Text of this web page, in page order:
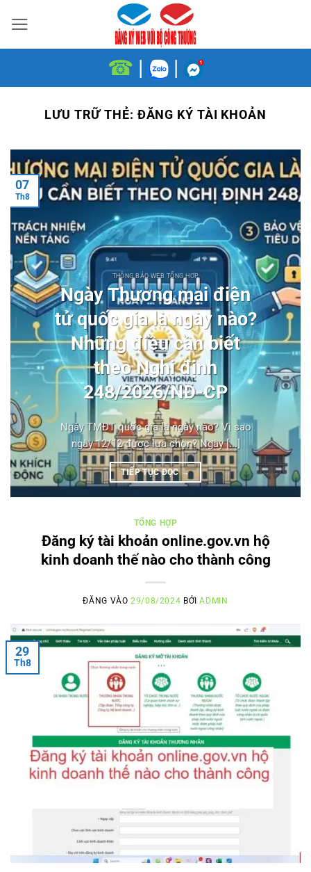
qua
nội
☎ | |
LƯU TRỮ THẺ: ĐĂNG KÝ TÀI KHOẢN
THÔNG BÁO WEB TỔNG HỢP
Ngày Thương mại điện
tử quốc gia là ngày nào?
Những điều cần biết
theo Nghị định
248/2026/NĐ-CP
Ngày TMĐT quốc gia là ngày nào? Vì sao
ngày 12/12 được lựa chọn? Ngày [...]
TIẾP TỤC ĐỌC →
07
Th8
TỔNG HỢP
Đăng ký tài khoản online.gov.vn hộ
kinh doanh thế nào cho thành công
ĐĂNG VÀO29/08/2024 BỞIADMIN
29
Th8